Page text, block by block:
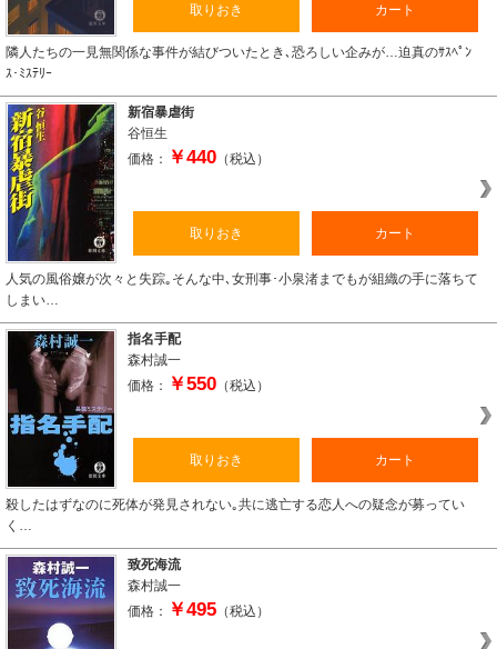
取りおき カート
隣人たちの一見無関係な事件が結びついたとき､恐ろしい企みが…迫真のｻｽﾍﾟﾝ
ｽ･ﾐｽﾃﾘｰ
新宿暴虐街
谷恒生
価格：
￥440 （税込）
取りおき カート
人気の風俗嬢が次々と失踪｡そんな中､女刑事･小泉渚までもが組織の手に落ちて
しまい…
指名手配
森村誠一
価格：
￥550 （税込）
取りおき カート
殺したはずなのに死体が発見されない｡共に逃亡する恋人への疑念が募ってい
く…
致死海流
森村誠一
価格：
￥495 （税込）